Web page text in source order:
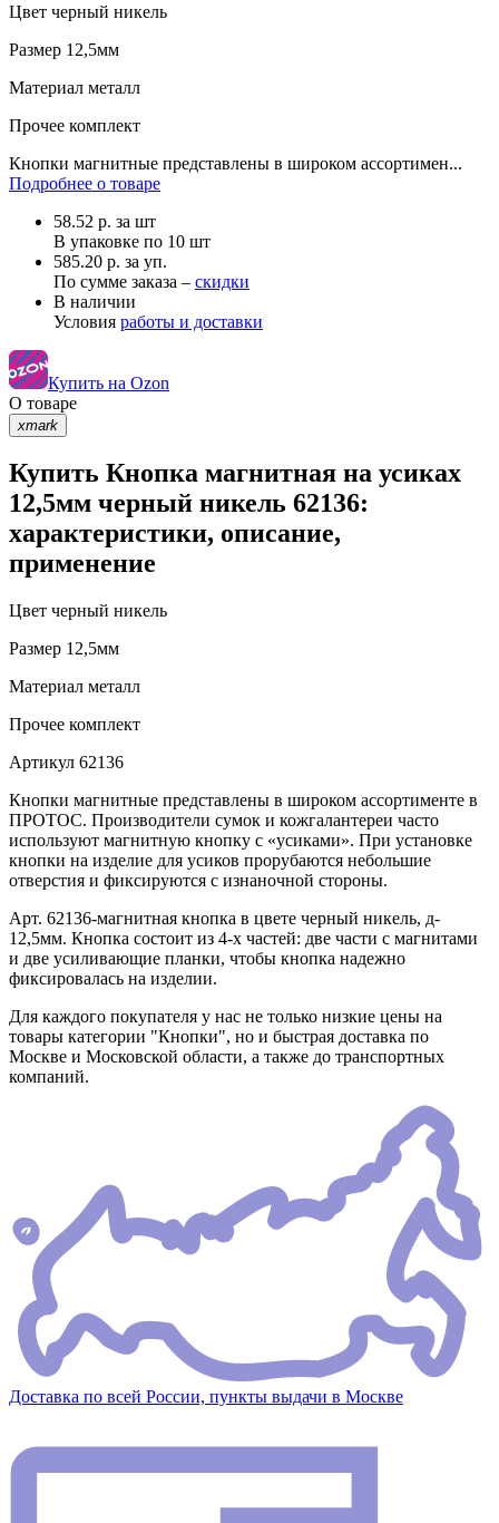
Цвет черный никель
Размер 12,5мм
Материал металл
Прочее комплект
Кнопки магнитные представлены в широком ассортимен...
Подробнее о товаре
58.52 р. за шт
В упаковке по 10 шт
585.20 р. за уп.
По сумме заказа – скидки
В наличии
Условия работы и доставки
Купить на Ozon
О товаре
xmark
Купить Кнопка магнитная на усиках
12,5мм черный никель 62136:
характеристики, описание,
применение
Цвет черный никель
Размер 12,5мм
Материал металл
Прочее комплект
Артикул 62136
Кнопки магнитные представлены в широком ассортименте в
ПРОТОС. Производители сумок и кожгалантереи часто
используют магнитную кнопку с «усиками». При установке
кнопки на изделие для усиков прорубаются небольшие
отверстия и фиксируются с изнаночной стороны.
Арт. 62136-магнитная кнопка в цвете черный никель, д-
12,5мм. Кнопка состоит из 4-х частей: две части с магнитами
и две усиливающие планки, чтобы кнопка надежно
фиксировалась на изделии.
Для каждого покупателя у нас не только низкие цены на
товары категории "Кнопки", но и быстрая доставка по
Москве и Московской области, а также до транспортных
компаний.
Доставка по всей России, пункты выдачи в Москве